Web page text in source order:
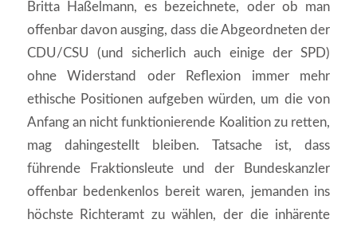
Britta Haßelmann, es bezeichnete, oder ob man
offenbar davon ausging, dass die Abgeordneten der
CDU/CSU (und sicherlich auch einige der SPD)
ohne Widerstand oder Reflexion immer mehr
ethische Positionen aufgeben würden, um die von
Anfang an nicht funktionierende Koalition zu retten,
mag dahingestellt bleiben. Tatsache ist, dass
führende Fraktionsleute und der Bundeskanzler
offenbar bedenkenlos bereit waren, jemanden ins
höchste Richteramt zu wählen, der die inhärente